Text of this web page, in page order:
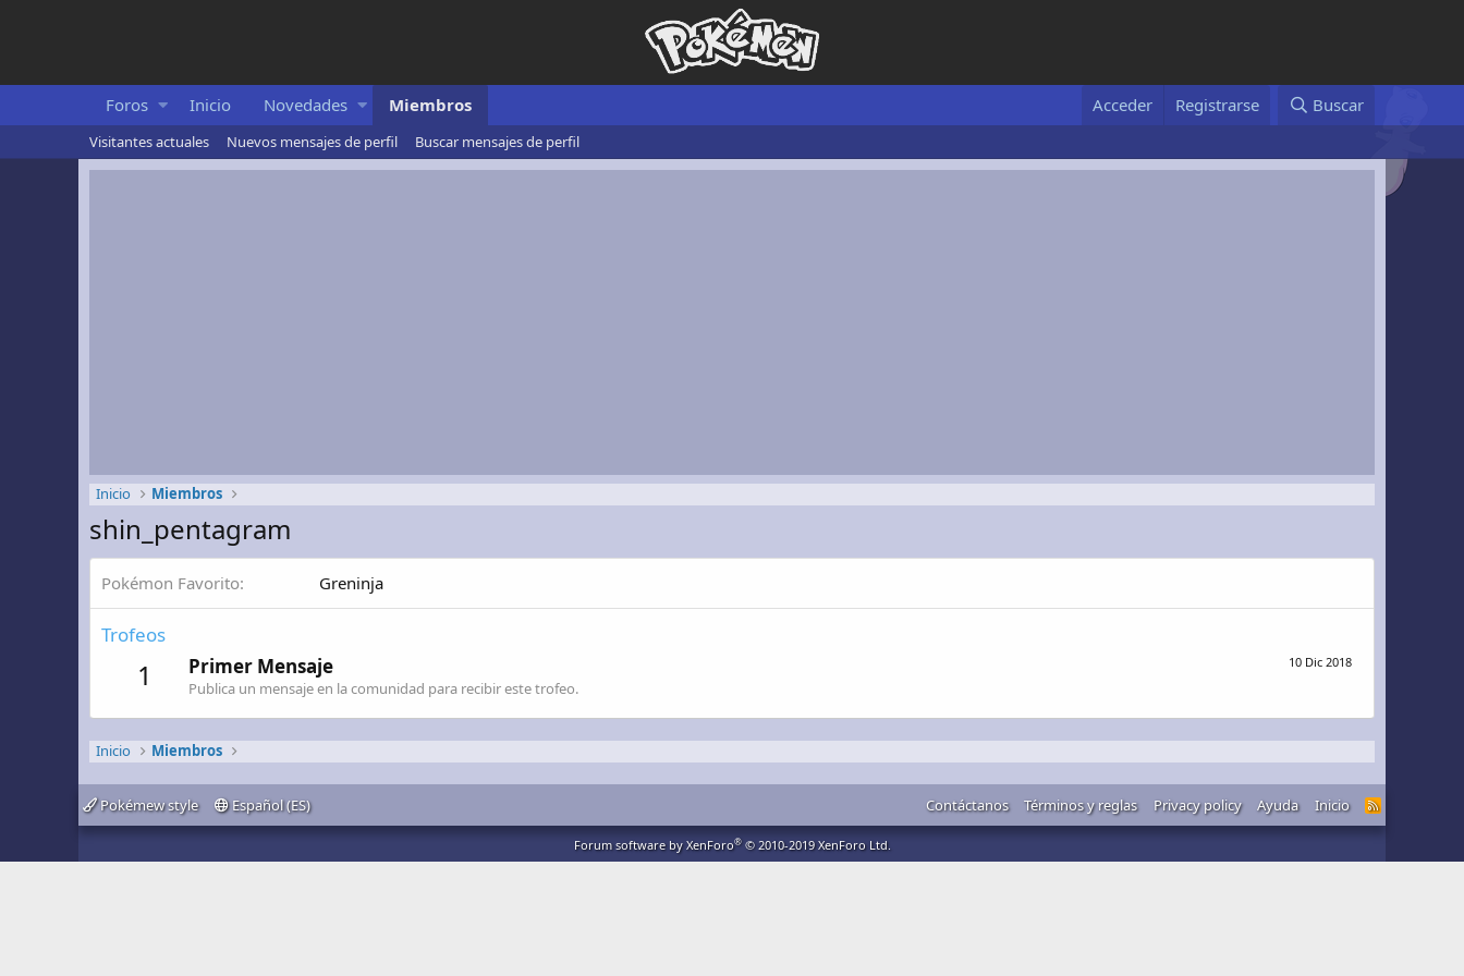
Foros Inicio Novedades Miembros Acceder Registrarse Buscar
Visitantes actuales Nuevos mensajes de perfil Buscar mensajes de perfil
Inicio Miembros
shin_pentagram
Pokémon Favorito Greninja
Trofeos
1 10 Dic 2018
Primer Mensaje
Publica un mensaje en la comunidad para recibir este trofeo.
Inicio Miembros
Pokémew style Español (ES) Contáctanos Términos y reglas Privacy policy Ayuda Inicio
R
Forum software by XenForo® © 2010-2019 XenForo Ltd.